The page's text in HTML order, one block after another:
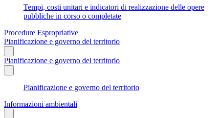
Tempi, costi unitari e indicatori di realizzazione delle opere
pubbliche in corso o completate
Procedure Espropriative
Pianificazione e governo del territorio
Pianificazione e governo del territorio
Pianificazione e governo del territorio
Informazioni ambientali